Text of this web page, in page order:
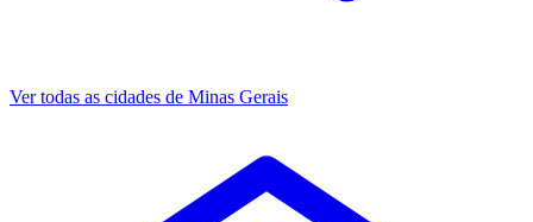
Ver todas as cidades de Minas Gerais